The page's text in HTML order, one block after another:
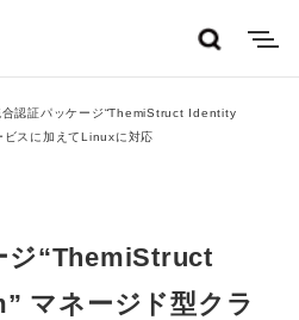
合認証パッケージ“ThemiStruct Identity
スに加えてLinuxに対応
ジ“ThemiStruct
マネージド型クラ